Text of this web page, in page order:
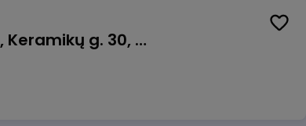
Taromato operatorius (-ė), Keramikų g. 30, Neveronys